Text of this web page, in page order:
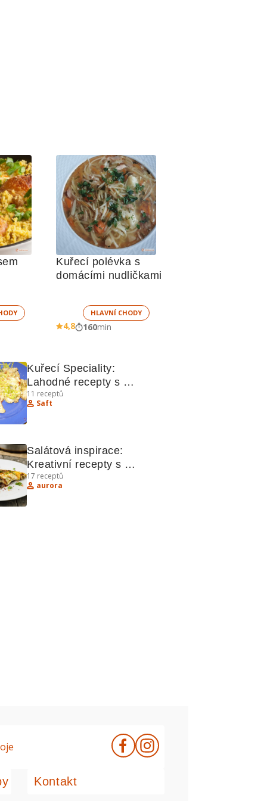
Kuřecí polévka s
domácími nudličkami
HLAVNÍ CHODY
4,8 160min
Kuřecí Speciality:
Lahodné recepty s
kuřecím masem
11 receptů
Saft
Salátová inspirace:
Kreativní recepty s
hlávkovým salátem,
kuřecím a omeletami
17 receptů
aurora
Kontakt